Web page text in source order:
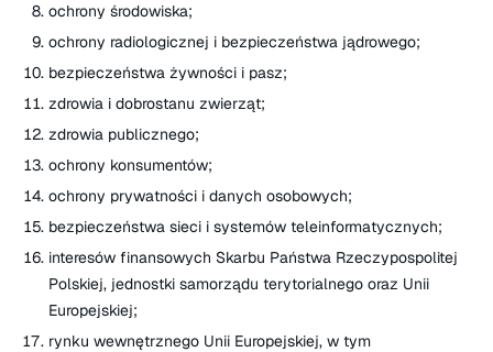
ochrony środowiska;
ochrony radiologicznej i bezpieczeństwa jądrowego;
bezpieczeństwa żywności i pasz;
zdrowia i dobrostanu zwierząt;
zdrowia publicznego;
ochrony konsumentów;
ochrony prywatności i danych osobowych;
bezpieczeństwa sieci i systemów teleinformatycznych;
interesów finansowych Skarbu Państwa Rzeczypospolitej
Polskiej, jednostki samorządu terytorialnego oraz Unii
Europejskiej;
rynku wewnętrznego Unii Europejskiej, w tym